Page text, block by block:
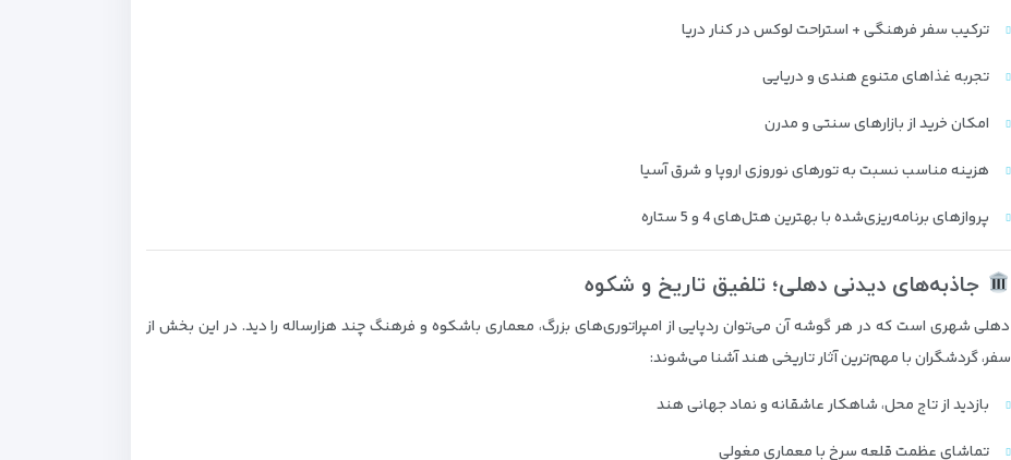
ترکیب سفر فرهنگی + استراحت لوکس در کنار دریا
تجربه غذاهای متنوع هندی و دریایی
امکان خرید از بازارهای سنتی و مدرن
هزینه مناسب نسبت به تورهای نوروزی اروپا و شرق آسیا
پروازهای برنامه‌ریزی‌شده با بهترین هتل‌های 4 و 5 ستاره
جاذبه‌های دیدنی دهلی؛ تلفیق تاریخ و شکوه
دهلی شهری است که در هر گوشه آن می‌توان ردپایی از امپراتوری‌های بزرگ، معماری باشکوه و فرهنگ چند هزارساله را دید. در این بخش از
سفر، گردشگران با مهم‌ترین آثار تاریخی هند آشنا می‌شوند:
بازدید ازتاج محل، شاهکار عاشقانه و نماد جهانی هند
تماشای عظمتقلعه سرخبا معماری مغولی